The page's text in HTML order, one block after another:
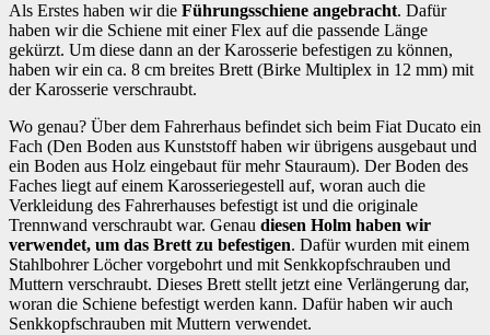
Als Erstes haben wir die Führungsschiene angebracht. Dafür
haben wir die Schiene mit einer Flex auf die passende Länge
gekürzt. Um diese dann an der Karosserie befestigen zu können,
haben wir ein ca. 8 cm breites Brett (Birke Multiplex in 12 mm) mit
der Karosserie verschraubt.
Wo genau? Über dem Fahrerhaus befindet sich beim Fiat Ducato ein
Fach (Den Boden aus Kunststoff haben wir übrigens ausgebaut und
ein Boden aus Holz eingebaut für mehr Stauraum). Der Boden des
Faches liegt auf einem Karosseriegestell auf, woran auch die
Verkleidung des Fahrerhauses befestigt ist und die originale
Trennwand verschraubt war. Genau diesen Holm haben wir
verwendet, um das Brett zu befestigen. Dafür wurden mit einem
Stahlbohrer Löcher vorgebohrt und mit Senkkopfschrauben und
Muttern verschraubt. Dieses Brett stellt jetzt eine Verlängerung dar,
woran die Schiene befestigt werden kann. Dafür haben wir auch
Senkkopfschrauben mit Muttern verwendet.